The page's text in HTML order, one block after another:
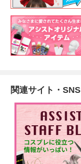
関連サイト・SNS